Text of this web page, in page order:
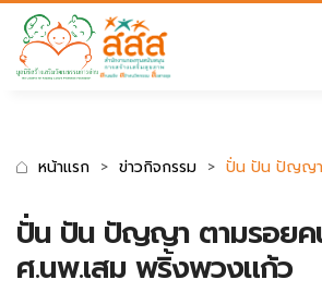
มาตรฐานการเข้าถึงเว็บ WCAG 2.2 AA
หน้าแรก ข่าวกิจกรรม ปั่น ปัน ปัญญา
ปั่น ปัน ปัญญา ตามรอย
ศ.นพ.เสม พริ้งพวงแก้ว